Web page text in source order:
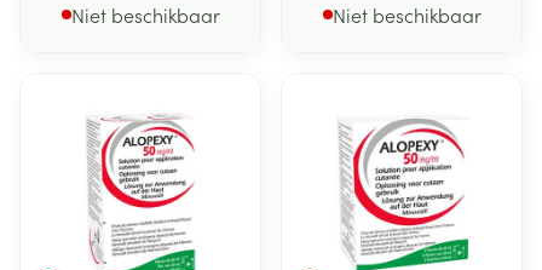
Niet beschikbaar Niet beschikbaar